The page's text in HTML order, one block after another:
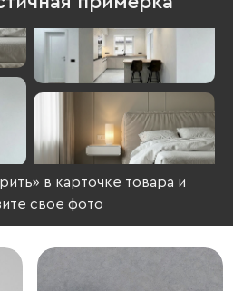
в карточке товара и
свое фото